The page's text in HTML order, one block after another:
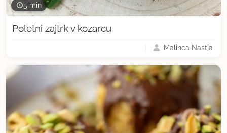
5 min
Poletni zajtrk v kozarcu
Malinca Nastja